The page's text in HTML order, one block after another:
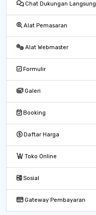
Chat Dukungan Langsung
Alat Pemasaran
Alat Webmaster
Formulir
Galeri
Booking
Daftar Harga
Toko Online
Sosial
Gateway Pembayaran